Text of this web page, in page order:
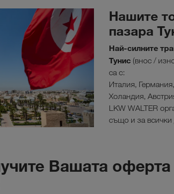
Нашите
пазара
Най-силните
Тунис (внос /
са с:
Италия,
Холандия,
LKW WALTER
също и за всички
Вашата оферта